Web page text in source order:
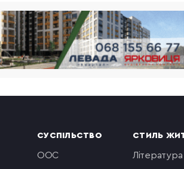
СУСПІЛЬСТВО
ООС
СТИЛЬ
література